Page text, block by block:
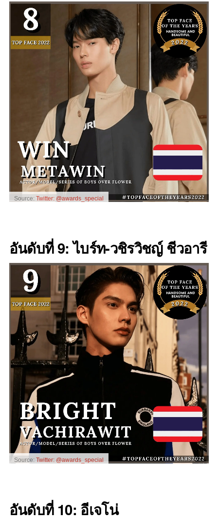
Source: Twitter: @awards_special
อันดับที่ 9: ไบร์ท-วชิรวิชญ์ ชีวอารี
Source: Twitter: @awards_special
อันดับที่ 10: อีเจโน่